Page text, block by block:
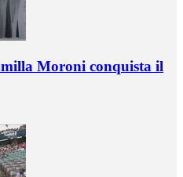
Moroni conquista il